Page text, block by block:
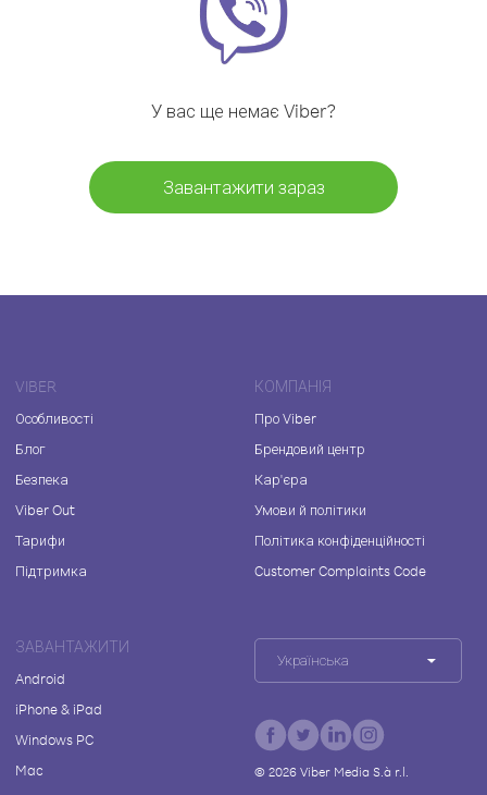
У вас ще немає Viber?
Завантажити зараз
VIBER
Особливості
Блог
Безпека
Viber Out
Тарифи
Підтримка
КОМПАНІЯ
Про Viber
Брендовий центр
Кар'єра
Умови й політики
Політика конфіденційності
Customer Complaints Code
ЗАВАНТАЖИТИ
Android
iPhone & iPad
Windows PC
Mac
Українська
© 2026Viber Media S.à r.l.